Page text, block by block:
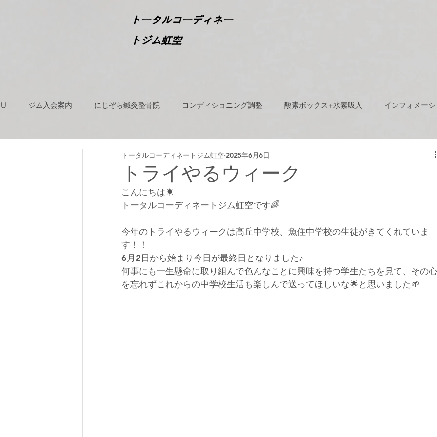
​トータルコーディネー
トジム虹空
ジム入会案内 にじぞら鍼灸整骨院 コンディショニング調整 酸素ボックス+水素吸入 インフォメー
トライやるウィーク
トータルコーディネートジム虹空 2025年6月6日
こんにちは☀
トータルコーディネートジム虹空です🌈
今年のトライやるウィークは高丘中学校、魚住中学校の生徒がきてくれていま
す！！
6月2日から始まり今日が最終日となりました♪
何事にも一生懸命に取り組んで色んなことに興味を持つ学生たちを見て、その心
を忘れずこれからの中学校生活も楽しんで送ってほしいな🌟と思いました🌱